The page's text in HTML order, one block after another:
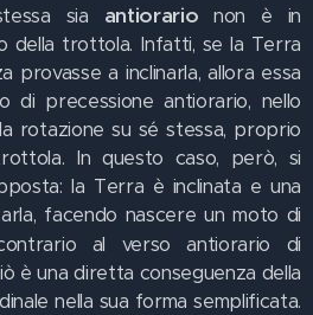
sia antiorario non è in
della trottola. Infatti, se la Terra
a inclinarla, allora essa
di precessione antiorario, nello
rotazione su sé stessa, proprio
In questo caso, però, si
la Terra è inclinata e una
facendo nascere un moto di
al verso antiorario di
è una diretta conseguenza della
nella sua forma semplificata.